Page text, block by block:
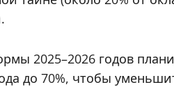
2025–2026 годов
до 70%, чтобы